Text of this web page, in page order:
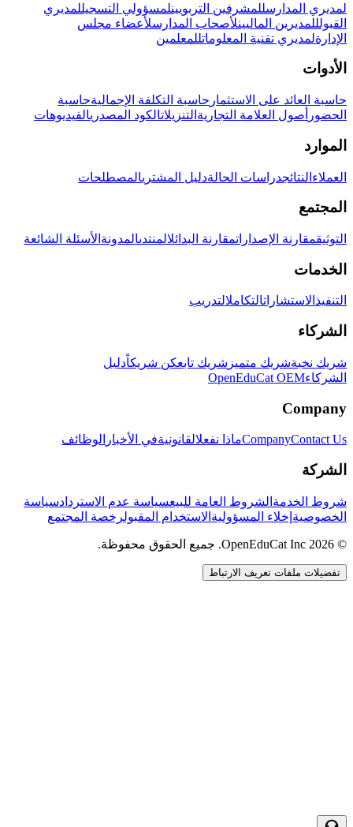
لمديري المدارسللمشرفين التربويينلمسؤولي التسجيللمديري
القبولللمديرين الماليينلأصحاب المدارسلأعضاء مجلس
الإدارةلمديري تقنية المعلوماتللمعلمين
الأدوات
حاسبة العائد على الاستثمار حاسبة التكلفة الإجماليةحاسبة
الحضور أصول العلامة التجارية التنزيلاتالكود المصدريالفيديوهات
الموارد
العملاء النتائجدراسات الحالةدليل المشتريالمصطلحات
المجتمع
التوثيقمقارنة الإصداراتمقارنة البدائلالمنتدىالمدونة الأسئلة الشائعة
الخدمات
التنفيذ الاستشاراتالتكاملالتدريب
الشركاء
شريك نخبةشريك متميز شريك تابعكن شريكاًدليل
الشركاءOpenEduCat OEM
Company
CompanyContact Us ماذا نفعلالقانونيةفي الأخبار الوظائف
الشركة
شروط الخدمة الشروط العامة للبيعسياسة عدم الاستردادسياسة
الخصوصية إخلاء المسؤولية الاستخدام المقبولرخصة المجتمع
© 2026 OpenEduCat Inc. جميع الحقوق محفوظة.
تفضيلات ملفات تعريف الارتباط